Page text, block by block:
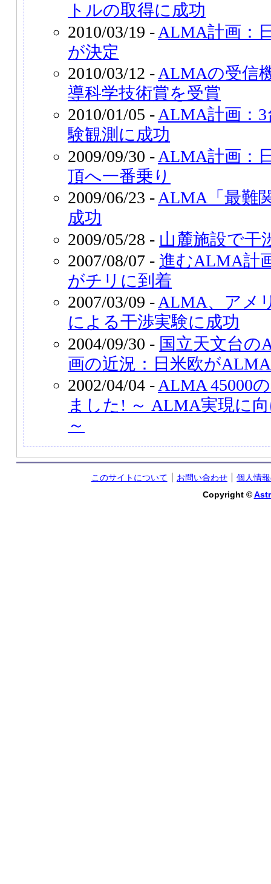
トルの取得に成功
2010/03/19 - ALMA計画：
が決定
2010/03/12 - ALMAの受信
導科学技術賞を受賞
2010/01/05 -ALMA計画：
験観測に成功
2009/09/30 - ALMA計画：
頂へ一番乗り
2009/06/23 - ALMA「最難
成功
2009/05/28 - 山麓施設で干
2007/08/07 - 進むALMA計
がチリに到着
2007/03/09 -ALMA、アメ
による干渉実験に成功
2004/09/30 - 国立天文台の
画の近況：日米欧が
2002/04/04 - ALMA 45000
ました! ～ ALMA実現に
～
このサイトについて お問い合わせ
個人情
Copyright ©